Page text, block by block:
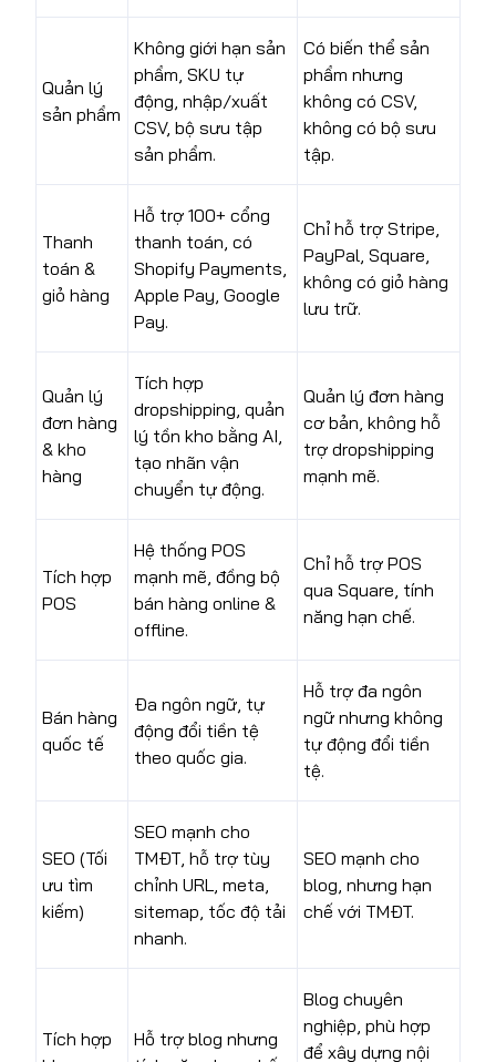
Quản lý
sản phẩm
Không giới hạn sản
phẩm, SKU tự
động, nhập/xuất
CSV, bộ sưu tập
sản phẩm.
Có biến thể sản
phẩm nhưng
không có CSV,
không có bộ sưu
tập.
Thanh
toán &
giỏ hàng
Hỗ trợ 100+ cổng
thanh toán, có
Shopify Payments,
Apple Pay, Google
Pay.
Chỉ hỗ trợ Stripe,
PayPal, Square,
không có giỏ hàng
lưu trữ.
Quản lý
đơn hàng
& kho
hàng
Tích hợp
dropshipping, quản
lý tồn kho bằng AI,
tạo nhãn vận
chuyển tự động.
Quản lý đơn hàng
cơ bản, không hỗ
trợ dropshipping
mạnh mẽ.
Tích hợp
POS
Hệ thống POS
mạnh mẽ, đồng bộ
bán hàng online &
offline.
Chỉ hỗ trợ POS
qua Square, tính
năng hạn chế.
Bán hàng
quốc tế
Đa ngôn ngữ, tự
động đổi tiền tệ
theo quốc gia.
Hỗ trợ đa ngôn
ngữ nhưng không
tự động đổi tiền
tệ.
SEO (Tối
ưu tìm
kiếm)
SEO mạnh cho
TMĐT, hỗ trợ tùy
chỉnh URL, meta,
sitemap, tốc độ tải
nhanh.
SEO mạnh cho
blog, nhưng hạn
chế với TMĐT.
Tích hợp
Hỗ trợ blog nhưng
Blog chuyên
nghiệp, phù hợp
để xây dựng nội